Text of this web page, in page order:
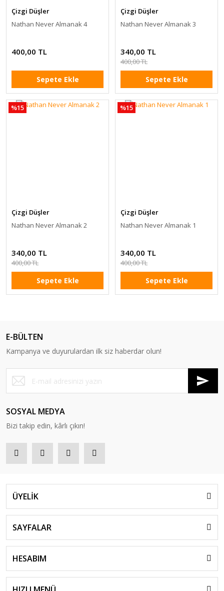
Çizgi Düşler
Nathan Never Almanak 4
400,00 TL
Sepete Ekle
Çizgi Düşler
Nathan Never Almanak 3
340,00 TL
400,00 TL
Sepete Ekle
%15
Çizgi Düşler
Nathan Never Almanak 2
340,00 TL
400,00 TL
Sepete Ekle
%15
Çizgi Düşler
Nathan Never Almanak 1
340,00 TL
400,00 TL
Sepete Ekle
E-BÜLTEN
Kampanya ve duyurulardan ilk siz haberdar olun!
SOSYAL MEDYA
Bizi takip edin, kârlı çıkın!
ÜYELİK
SAYFALAR
HESABIM